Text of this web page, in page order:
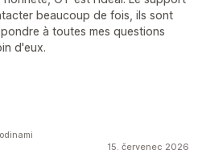
beaucoup de fois, ils sont
à toutes mes questions
d'eux.
15. červenec 2026